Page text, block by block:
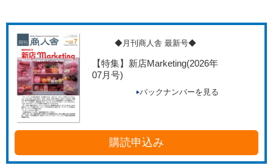
◆月刊商人舎 最新号◆
【特集】新店Marketing(2026年
07月号)
バックナンバーを見る
購読申込み